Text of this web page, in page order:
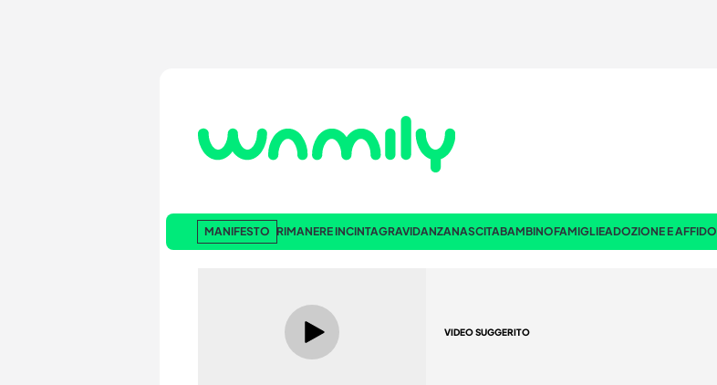
MANIFESTO RIMANERE INCINTAGRAVIDANZANASCITABAMBINOFAMIGLIEADOZIONE E AFFIDO
VIDEO SUGGERITO